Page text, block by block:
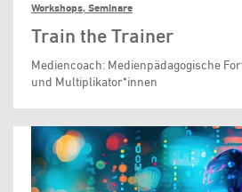
Workshops, Seminare
Train the Trainer
Mediencoach: Medienpädagogische
und Multiplikator*innen